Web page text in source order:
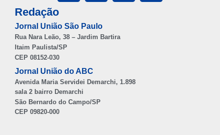
Redação
Jornal União São Paulo
Rua Nara Leão, 38 – Jardim Bartira
Itaim Paulista/SP
CEP 08152-030
Jornal União do ABC
Avenida Maria Servidei Demarchi, 1.898
sala 2 bairro Demarchi
São Bernardo do Campo/SP
CEP 09820-000